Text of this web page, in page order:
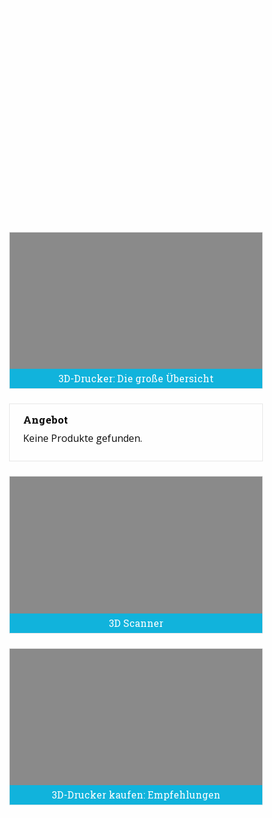
3D-Drucker: Die große Übersicht
Angebot
Keine Produkte gefunden.
3D Scanner
3D-Drucker kaufen: Empfehlungen